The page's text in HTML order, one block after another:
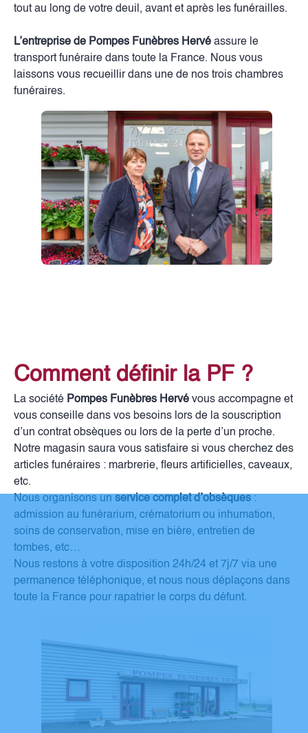
tout au long de votre deuil, avant et après les funérailles.
L’entreprise de Pompes Funèbres Hervé assure le
transport funéraire dans toute la France. Nous vous
laissons vous recueillir dans une de nos trois chambres
funéraires.
Comment définir la PF ?
La société Pompes Funèbres Hervé vous accompagne et
vous conseille dans vos besoins lors de la souscription
d’un contrat obsèques ou lors de la perte d’un proche.
Notre magasin saura vous satisfaire si vous cherchez des
articles funéraires : marbrerie, fleurs artificielles, caveaux,
etc.
Nous organisons un service complet d’obsèques :
admission au funérarium, crématorium ou inhumation,
soins de conservation, mise en bière, entretien de
tombes, etc…
Nous restons à votre disposition 24h/24 et 7j/7 via une
permanence téléphonique, et nous nous déplaçons dans
toute la France pour rapatrier le corps du défunt.